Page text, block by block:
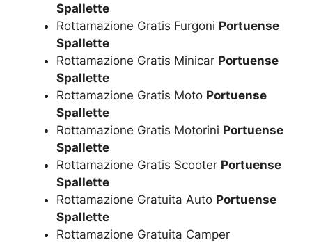
Spallette
Rottamazione Gratis Furgoni Portuense
Spallette
Rottamazione Gratis Minicar Portuense
Spallette
Rottamazione Gratis Moto Portuense
Spallette
Rottamazione Gratis Motorini Portuense
Spallette
Rottamazione Gratis Scooter Portuense
Spallette
Rottamazione Gratuita Auto Portuense
Spallette
Rottamazione Gratuita Camper